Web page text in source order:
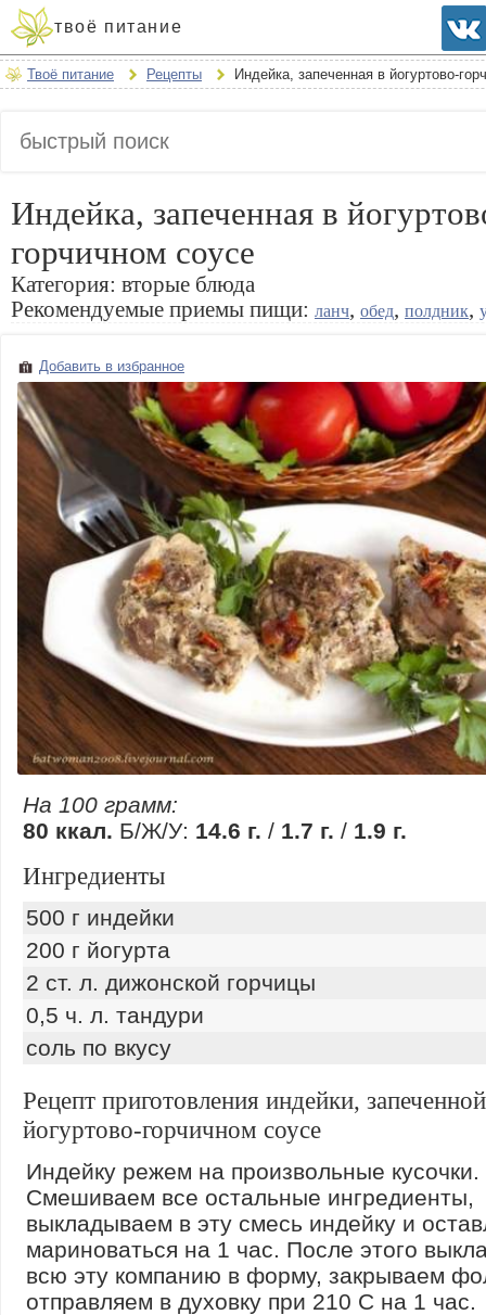
твоё питание
Твоё питание Рецепты Индейка, запеченная в йогуртово-
Индейка, запеченная в
горчичном соусе
Категория: вторые блюда
Рекомендуемые приемы пищи: ланч, обед, полдник,
Добавить в избранное
На 100 грамм:
80 ккал. Б/Ж/У: 14.6 г. / 1.7 г. / 1.9 г.
Ингредиенты
500 г индейки
200 г йогурта
2 ст. л. дижонской горчицы
0,5 ч. л. тандури
соль по вкусу
Рецепт приготовления индейки,
йогуртово-горчичном соусе
Индейку режем на произвольные кусочки.
Смешиваем все остальные ингредиенты,
выкладываем в эту смесь индейку и
мариноваться на 1 час. После этого
всю эту компанию в форму, закрываем
отправляем в духовку при 210 С на 1 час.